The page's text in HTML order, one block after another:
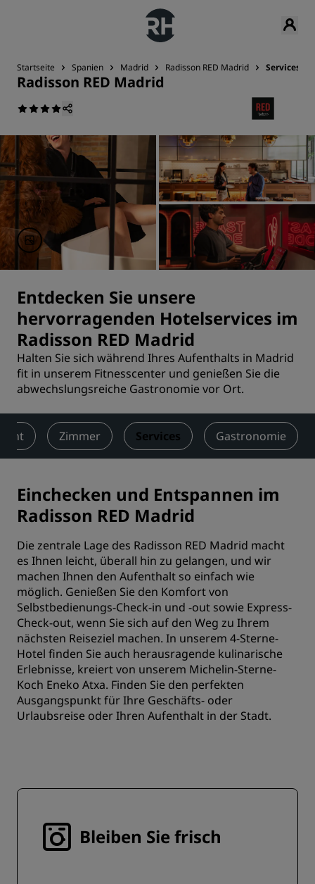
Startseite Spanien Madrid Radisson RED Madrid Services
Radisson RED Madrid
Entdecken Sie unsere
hervorragenden Hotelservices im
Radisson RED Madrid
Halten Sie sich während Ihres Aufenthalts in Madrid
fit in unserem Fitnesscenter und genießen Sie die
abwechslungsreiche Gastronomie vor Ort.
Zimmer Services Gastronomie
Einchecken und Entspannen im
Radisson RED Madrid
Die zentrale Lage des Radisson RED Madrid macht
es Ihnen leicht, überall hin zu gelangen, und wir
machen Ihnen den Aufenthalt so einfach wie
möglich. Genießen Sie den Komfort von
Selbstbedienungs-Check-in und -out sowie Express-
Check-out, wenn Sie sich auf den Weg zu Ihrem
nächsten Reiseziel machen. In unserem 4-Sterne-
Hotel finden Sie auch herausragende kulinarische
Erlebnisse, kreiert von unserem Michelin-Sterne-
Koch Eneko Atxa. Finden Sie den perfekten
Ausgangspunkt für Ihre Geschäfts- oder
Urlaubsreise oder Ihren Aufenthalt in der Stadt.
Bleiben Sie frisch